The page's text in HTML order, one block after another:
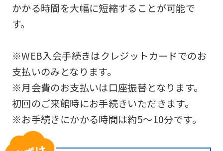
かかる時間を大幅に短縮することが可能で
す。
※WEB入会手続きはクレジットカードでのお
支払いのみとなります。
※月会費のお支払いは口座振替となります。
初回のご来館時にお手続きいただきます。
※お手続きにかかる時間は約5～10分です。